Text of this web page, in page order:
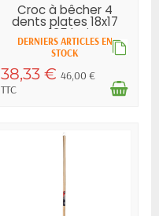
Croc à bêcher 4
dents plates 18x17
EM135 bois
DERNIERS ARTICLES EN
STOCK
38,33 € 46,00 €
TTC